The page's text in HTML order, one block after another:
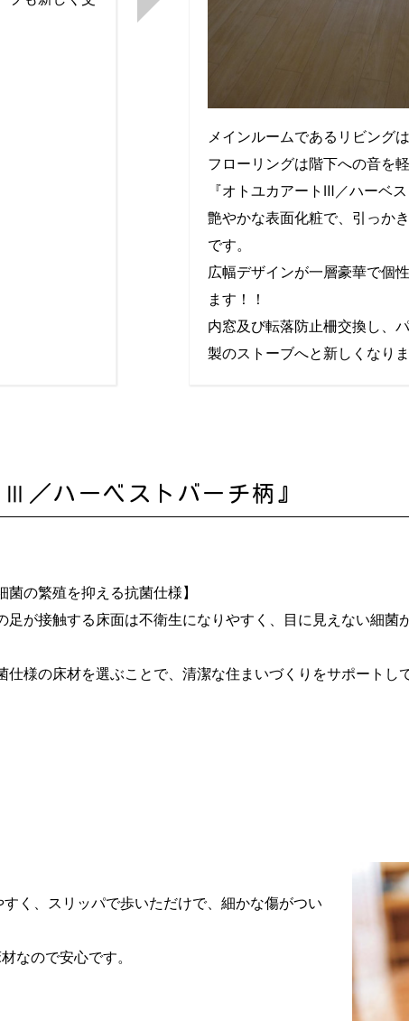
メインルームであるリビング
フローリングは階下への音を
『オトユカアートⅢ／ハーベ
艶やかな表面化粧で、引っか
です。
広幅デザインが一層豪華で個
ます！！
内窓及び転落防止柵交換し、
製のストーブへと新しくなりま
／ハーベストバーチ柄』
菌の繁殖を抑える抗菌仕様】
足が接触する床面は不衛生になりやすく、目に見えない細菌
仕様の床材を選ぶことで、清潔な住まいづくりをサポートし
く、スリッパで歩いただけで、細かな傷がつい
なので安心です。